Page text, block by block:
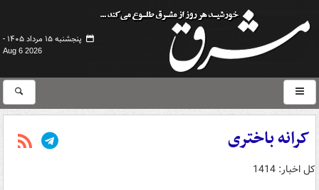
پنجشنبه ۱۵ مرداد ۱۴۰۵ -
Aug 6 2026
کرانه باختری
کل اخبار: 1414